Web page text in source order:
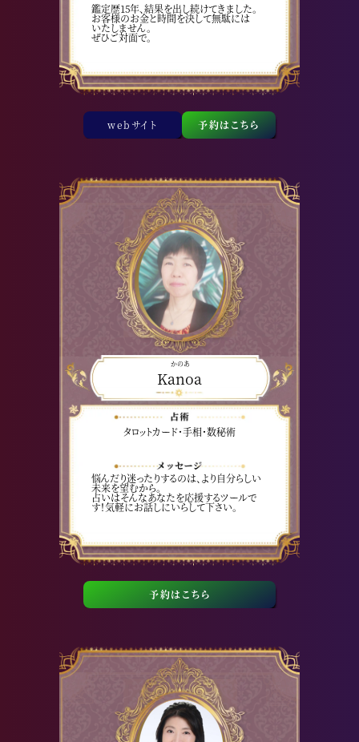
鑑定歴15年、結果を出し続けてきました。
お客様のお金と時間を決して無駄には
いたしません。
ぜひご対面で。
webサイト 予約はこちら
かのあ
Kanoa
タロットカード・手相・数秘術
悩んだり迷ったりするのは、より自分らしい
未来を望むから。
占いはそんなあなたを応援するツールで
す！気軽にお話しにいらして下さい。
予約はこちら